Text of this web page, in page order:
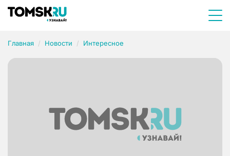
Главная Новости Интересное